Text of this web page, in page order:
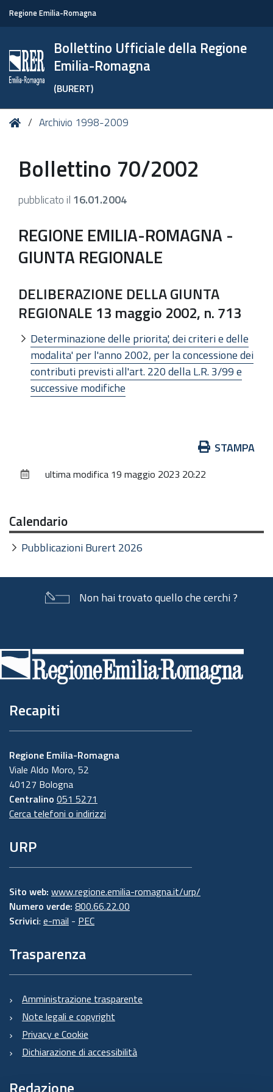
Regione Emilia-Romagna
Bollettino Ufficiale della Regione
Emilia-Romagna
(BURERT)
Tu HomeArchivio 1998-2009
Bollettino 70/2002
pubblicato il 16.01.2004
REGIONE EMILIA-ROMAGNA -
GIUNTA REGIONALE
DELIBERAZIONE DELLA GIUNTA
REGIONALE 13 maggio 2002, n. 713
Determinazione delle priorita', dei criteri e delle
modalita' per l'anno 2002, per la concessione dei
contributi previsti all'art. 220 della L.R. 3/99 e
successive modifiche
documento
STAMPA
ultima modifica 19 maggio 2023 20:22
Calendario
Pubblicazioni Burert 2026
Non hai trovato quello che cerchi ?
di
pagina
Recapiti
Regione Emilia-Romagna
Viale Aldo Moro, 52
40127 Bologna
Centralino 051 5271
Cerca telefoni o indirizzi
URP
Sito web: www.regione.emilia-romagna.it/urp/
Numero verde: 800.66.22.00
Scrivici: e-mail - PEC
Trasparenza
Amministrazione trasparente
Note legali e copyright
Privacy e Cookie
Dichiarazione di accessibilità